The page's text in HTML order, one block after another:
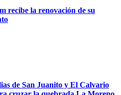
recibe la renovación de su
de San Juanito y El Calvario